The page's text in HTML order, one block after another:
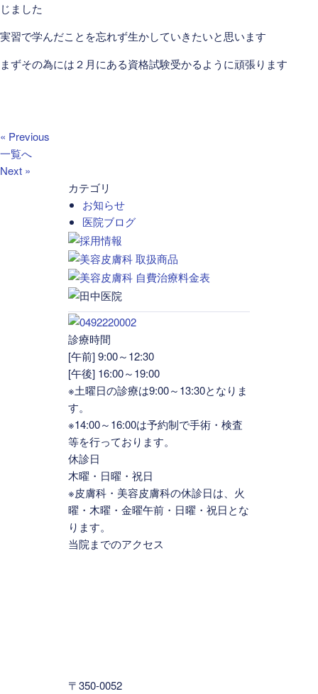
じました
実習で学んだことを忘れず生かしていきたいと思います
まずその為には２月にある資格試験受かるように頑張ります
« Previous
一覧へ
Next »
カテゴリ
お知らせ
医院ブログ
診療時間
[午前] 9:00～12:30
[午後] 16:00～19:00
※土曜日の診療は9:00～13:30となりま
す。
※14:00～16:00は予約制で手術・検査
等を行っております。
休診日
木曜・日曜・祝日
※皮膚科・美容皮膚科の休診日は、火
曜・木曜・金曜午前・日曜・祝日とな
ります。
当院までのアクセス
〒350-0052